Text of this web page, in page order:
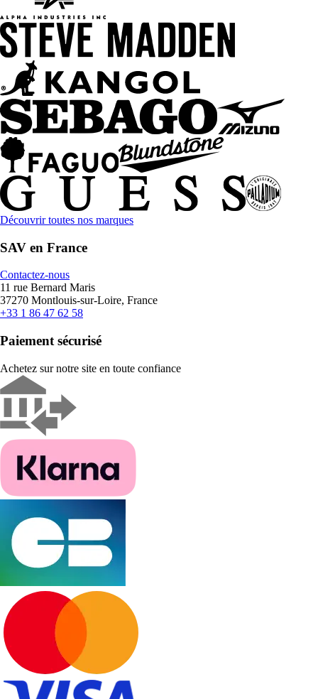
Découvrir toutes nos marques
SAV en France
Contactez-nous
11 rue Bernard Maris
37270 Montlouis-sur-Loire, France
+33 1 86 47 62 58
Paiement sécurisé
Achetez sur notre site en toute confiance